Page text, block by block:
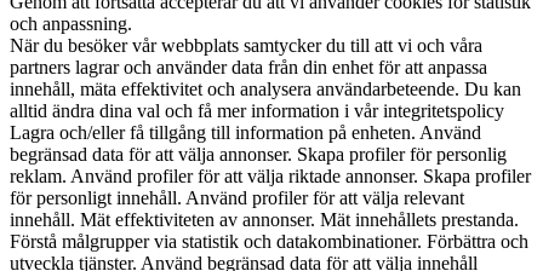
och anpassning.
När du besöker vår webbplats samtycker du till att vi och våra
partners lagrar och använder data från din enhet för att anpassa
innehåll, mäta effektivitet och analysera användarbeteende. Du kan
alltid ändra dina val och få mer information i vår integritetspolicy
Lagra och/eller få tillgång till information på enheten. Använd
begränsad data för att välja annonser. Skapa profiler för personlig
reklam. Använd profiler för att välja riktade annonser. Skapa profiler
för personligt innehåll. Använd profiler för att välja relevant
innehåll. Mät effektiviteten av annonser. Mät innehållets prestanda.
Förstå målgrupper via statistik och datakombinationer. Förbättra och
utveckla tjänster. Använd begränsad data för att välja innehåll